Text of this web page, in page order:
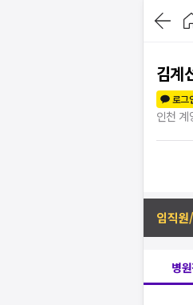
김계
로그
인천 계
임직
병